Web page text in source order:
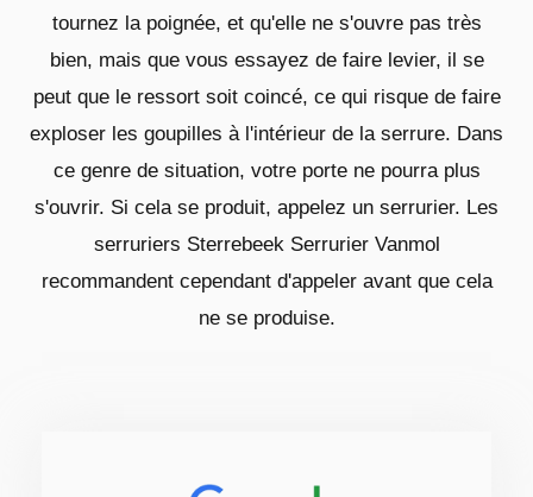
tournez la poignée, et qu'elle ne s'ouvre pas très
bien, mais que vous essayez de faire levier, il se
peut que le ressort soit coincé, ce qui risque de faire
exploser les goupilles à l'intérieur de la serrure. Dans
ce genre de situation, votre porte ne pourra plus
s'ouvrir. Si cela se produit, appelez un serrurier. Les
serruriers Sterrebeek Serrurier Vanmol
recommandent cependant d'appeler avant que cela
ne se produise.